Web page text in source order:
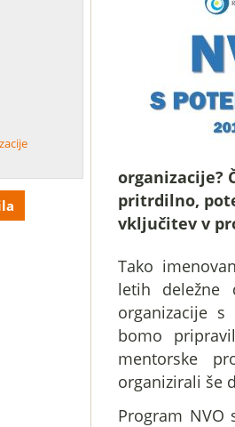
organizacije?
pritrdilno,
vključitev v
Tako
letih deležne
organizacije s
bomo
mentorske
organizirali še
Program NVO